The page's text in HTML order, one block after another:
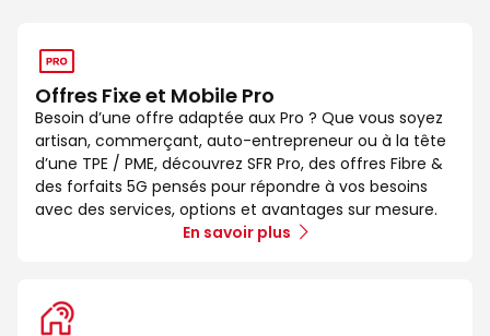
Offres Fixe et Mobile Pro
Besoin d’une offre adaptée aux Pro ? Que vous soyez
artisan, commerçant, auto-entrepreneur ou à la tête
d’une TPE / PME, découvrez SFR Pro, des offres Fibre &
des forfaits 5G pensés pour répondre à vos besoins
avec des services, options et avantages sur mesure.
En savoir plus